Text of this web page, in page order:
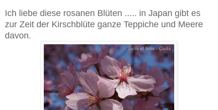
Ich liebe diese rosanen Blüten ..... in Japan gibt es
zur Zeit der Kirschblüte ganze Teppiche und Meere
davon.